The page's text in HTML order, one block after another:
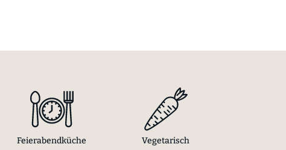
Feierabendküche Vegetarisch